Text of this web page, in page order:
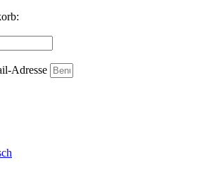
Adresse